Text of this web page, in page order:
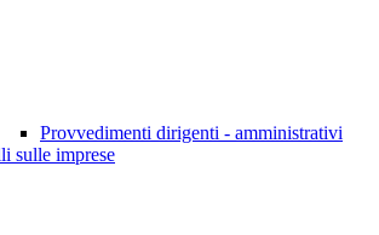
Provvedimenti dirigenti - amministrativi
sulle imprese